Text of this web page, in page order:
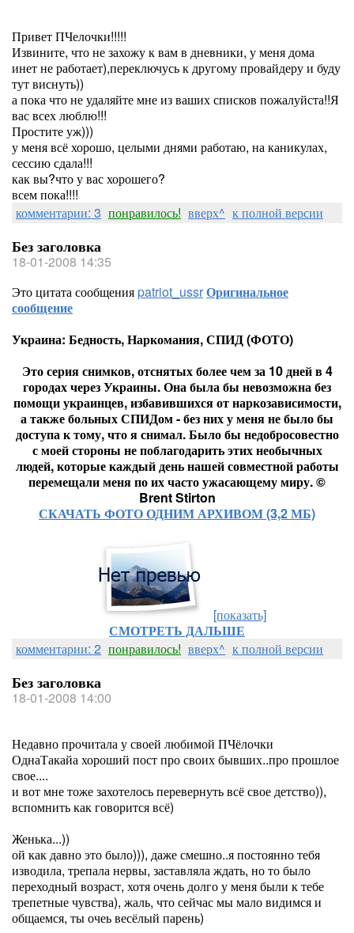
Привет ПЧелочки!!!!!
Извините, что не захожу к вам в дневники, у меня дома
инет не работает),переключусь к другому провайдеру и буду
тут виснуть))
а пока что не удаляйте мне из ваших списков пожалуйста!!Я
вас всех люблю!!!
Простите уж)))
у меня всё хорошо, целыми днями работаю, на каникулах,
сессию сдала!!!
как вы?что у вас хорошего?
всем пока!!!!
комментарии: 3 понравилось! вверх^ к полной версии
Без заголовка
18-01-2008 14:35
Это цитата сообщенияpatriot_ussrОригинальное
сообщение
Украина: Бедность, Наркомания, СПИД (ФОТО)
Это серия снимков, отснятых более чем за 10 дней в 4
городах через Украины. Она была бы невозможна без
помощи украинцев, избавившихся от наркозависимости,
а также больных СПИДом - без них у меня не было бы
доступа к тому, что я снимал. Было бы недобросовестно
с моей стороны не поблагодарить этих необычных
людей, которые каждый день нашей совместной работы
перемещали меня по их часто ужасающему миру. ©
Brent Stirton
СКАЧАТЬ ФОТО ОДНИМ АРХИВОМ (3,2 МБ)
[показать]
СМОТРЕТЬ ДАЛЬШЕ
комментарии: 2 понравилось! вверх^ к полной версии
Без заголовка
18-01-2008 14:00
Недавно прочитала у своей любимой ПЧёлочки
ОднаТакайа хороший пост про своих бывших..про прошлое
свое....
и вот мне тоже захотелось перевернуть всё свое детство)),
вспомнить как говорится всё)
Женька...))
ой как давно это было))), даже смешно..я постоянно тебя
изводила, трепала нервы, заставляла ждать, но то было
переходный возраст, хотя очень долго у меня были к тебе
трепетные чувства), жаль, что сейчас мы мало видимся и
общаемся, ты очеь весёлый парень)